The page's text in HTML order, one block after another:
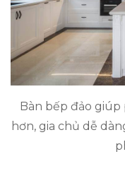
Bàn bếp đảo
hơn, gia chủ dễ